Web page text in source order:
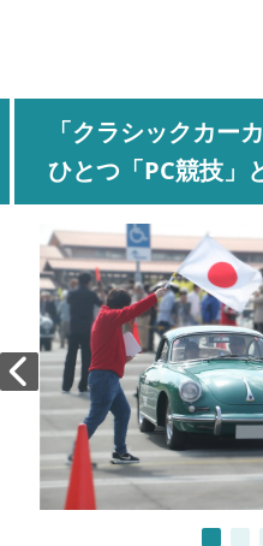
「クラシックカー
ひとつ「PC競技」